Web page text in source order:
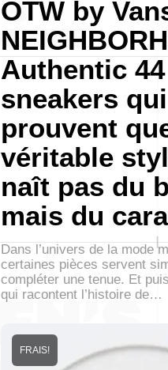
OTW by
Authentic
sneakers qui
prouvent
véritable
naît pas du
mais du
Dans l’univers de la mode
certaines pièces servent
compléter une tenue. Et
qui racontent l’histoire de…
FRAIS!